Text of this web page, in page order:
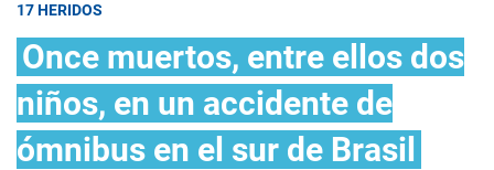
17 HERIDOS
Once muertos, entre ellos dos
niños, en un accidente de
ómnibus en el sur de Brasil